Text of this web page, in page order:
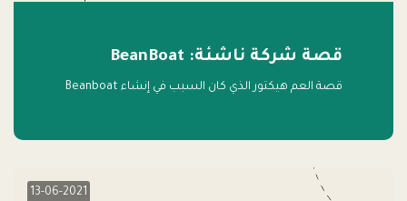
قصة شركة ناشئة: BeanBoat
قصة العم هيكتور الذي كان السبب في إنشاء Beanboat
13-06-2021